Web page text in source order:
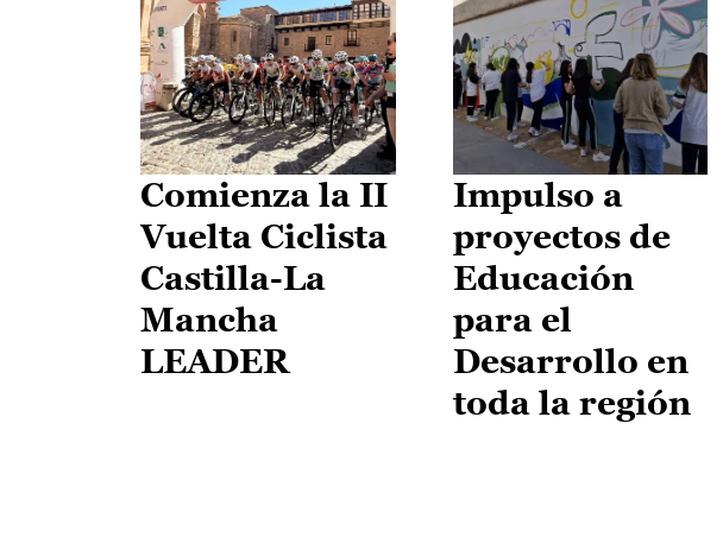
Comienza la II
Vuelta Ciclista
Castilla-La
Mancha
LEADER
Impulso a
proyectos de
Educación
para el
Desarrollo en
toda la región